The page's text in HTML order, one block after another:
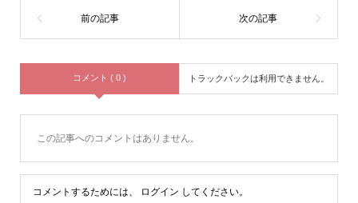
コメント ( 0 ) トラックバックは利用できません。
この記事へのコメントはありません。
コメントするためには、 ログイン してください。